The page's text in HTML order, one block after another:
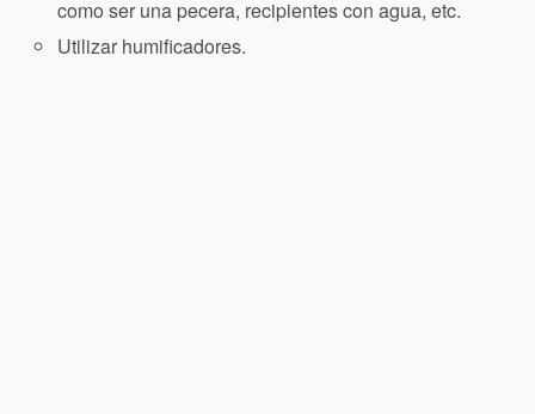
como ser una pecera, recipientes con agua, etc.
Utilizar humificadores.